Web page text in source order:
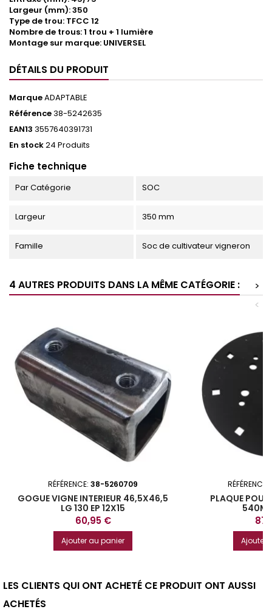
Largeur (mm): 350
Type de trou: TFCC 12
Nombre de trous: 1 trou + 1 lumière
Montage sur marque: UNIVERSEL
DÉTAILS DU PRODUIT
MarqueADAPTABLE
Référence38-5242635
EAN13 3557640391731
En stock24 Produits
Fiche technique
Par Catégorie SOC
Largeur 350 mm
Famille Soc de cultivateur vigneron
4 AUTRES PRODUITS DANS LA MÊME CATÉGORIE :
>
<
RÉFÉRENCE: 38-5260709
GOGUE VIGNE INTERIEUR 46,5X46,5
LG 130 EP 12X15
Prix
60,95 €
Ajouter au panier
RÉFÉRENCE:
PLAQUE
Prix
Ajouter
LES CLIENTS QUI ONT ACHETÉ CE PRODUIT ONT AUSSI
ACHETÉS